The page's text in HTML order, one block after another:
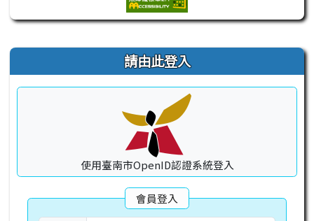
右邊區域內容 請由此登入
使用臺南市OpenID認證系統登入
會員登入